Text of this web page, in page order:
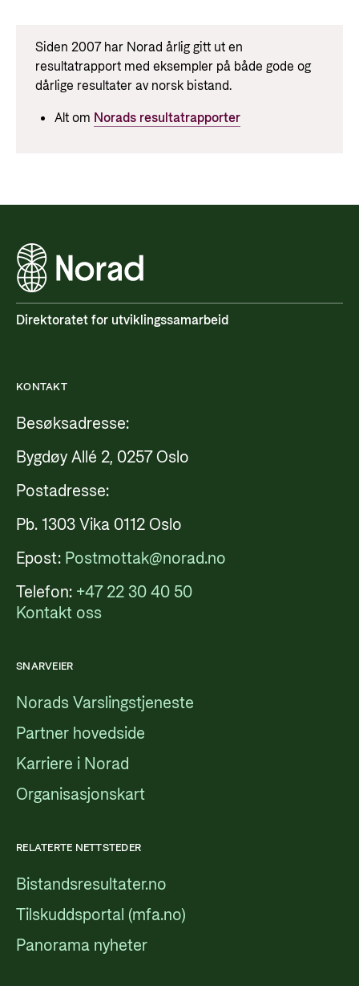
Siden 2007 har Norad årlig gitt ut en
resultatrapport med eksempler på både gode og
dårlige resultater av norsk bistand.
Alt om Norads resultatrapporter
Direktoratet for utviklingssamarbeid
KONTAKT
Besøksadresse:
Bygdøy Allé 2, 0257 Oslo
Postadresse:
Pb. 1303 Vika 0112 Oslo
Epost: Postmottak@norad.no
Telefon: +47 22 30 40 50
Kontakt oss
SNARVEIER
Norads Varslingstjeneste
Partner hovedside
Karriere i Norad
Organisasjonskart
RELATERTE NETTSTEDER
Bistandsresultater.no
Tilskuddsportal (mfa.no)
Panorama nyheter